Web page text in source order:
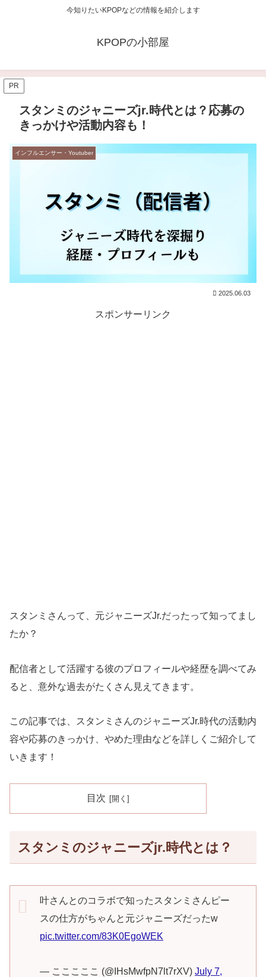
今知りたいKPOPなどの情報を紹介します
KPOPの小部屋
PR
スタンミのジャニーズjr.時代とは？応募の
きっかけや活動内容も！
インフルエンサー・Youtuber
2025.06.03
スポンサーリンク
スタンミさんって、元ジャニーズJr.だったって知ってまし
たか？
配信者として活躍する彼のプロフィールや経歴を調べてみ
ると、意外な過去がたくさん見えてきます。
この記事では、スタンミさんのジャニーズJr.時代の活動内
容や応募のきっかけ、やめた理由などを詳しくご紹介して
いきます！
目次
スタンミのジャニーズjr.時代とは？
叶さんとのコラボで知ったスタンミさんピー
スの仕方がちゃんと元ジャニーズだったw
pic.twitter.com/83K0EgoWEK
— こここここ (@IHsMwfpN7lt7rXV) July 7,